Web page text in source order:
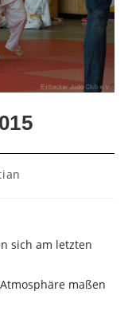
sich am letzten
maßen